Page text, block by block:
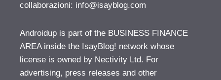
collaborazioni: info@isayblog.com
Androidup is part of the BUSINESS FINANCE
AREA inside the IsayBlog! network whose
license is owned by Nectivity Ltd. For
advertising, press releases and other